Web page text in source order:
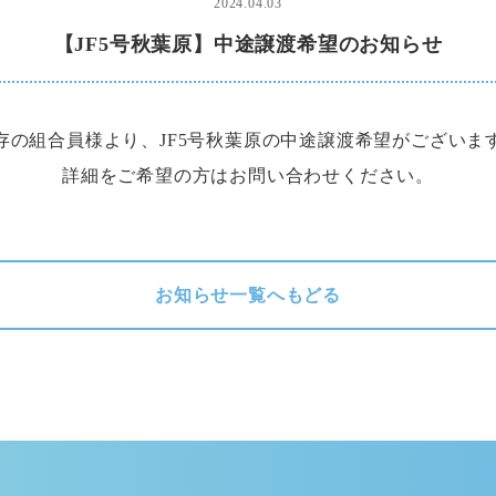
【JF5号秋葉原】中途譲渡希望のお知らせ
の組合員様より、JF5号秋葉原の中途譲渡希望がございま
詳細をご希望の方はお問い合わせください。
お知らせ一覧へもどる